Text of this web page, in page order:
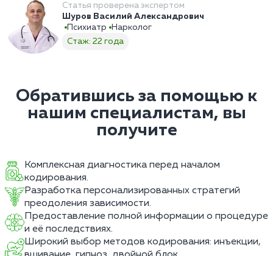
Статья проверена экспертом
Шуров Василий Александрович
Психиатр
Нарколог
Стаж: 22 года
Обратившись за помощью к
нашим специалистам, вы
получите
Комплексная диагностика перед началом
кодирования.
Разработка персонализированных стратегий
преодоления зависимости.
Предоставление полной информации о процедуре
и её последствиях.
Широкий выбор методов кодирования: инъекции,